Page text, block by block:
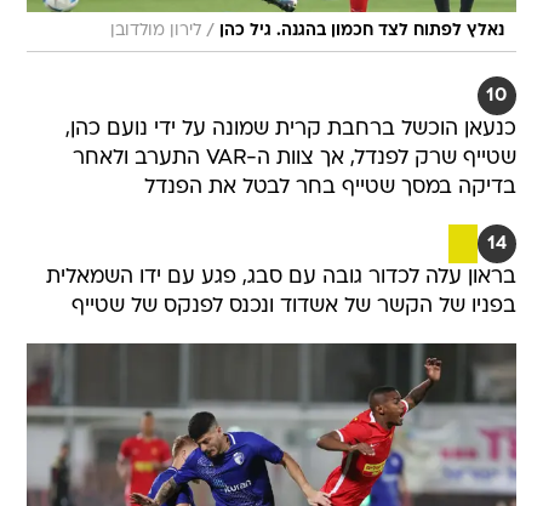
נאלץ לפתוח לצד חכמון בהגנה. גיל כהן / לירון מולדובן
10
כנעאן הוכשל ברחבת קרית שמונה על ידי נועם כהן,
שטייף שרק לפנדל, אך צוות ה-VAR התערב ולאחר
בדיקה במסך שטייף בחר לבטל את הפנדל
14
בראון עלה לכדור גובה עם סבג, פגע עם ידו השמאלית
בפניו של הקשר של אשדוד ונכנס לפנקס של שטייף